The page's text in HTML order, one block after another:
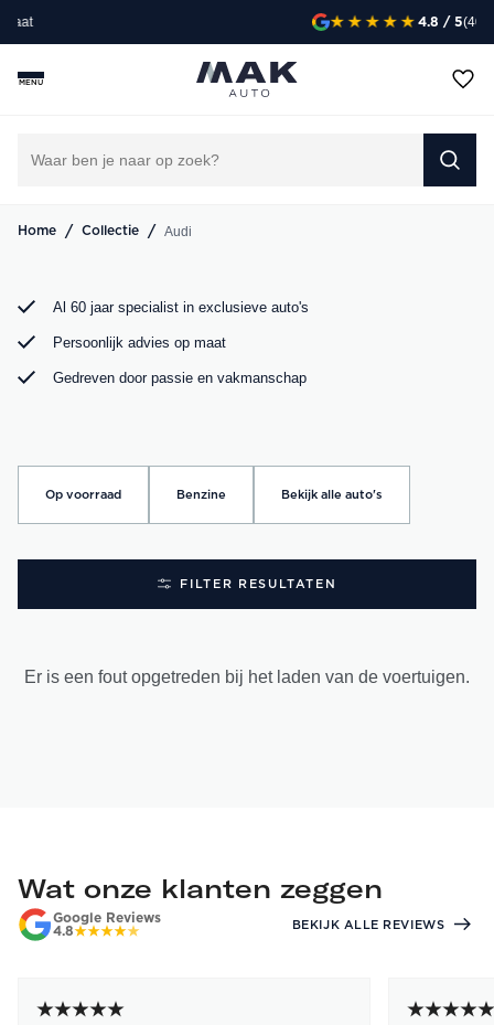
(407)
MENU
Home / Collectie / Audi
Op zoek naar een exclusieve Audi occasion? Bij MAK
Auto vind je een zorgvuldig geselecteerd aanbod, van de
sportieve Audi A3 tot de krachtige Audi RS6. Bekijk ons
Al 60 jaar specialist in exclusieve auto's
Persoonlijk advies op maat
Gedreven door passie en vakmanschap
Op voorraad Benzine Bekijk alle auto's
FILTER RESULTATEN
Er is een fout opgetreden bij het laden van de voertuigen.
Wat onze klanten zeggen
Google Reviews
4.8
BEKIJK ALLE REVIEWS